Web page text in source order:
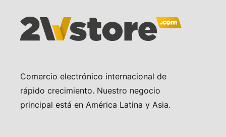
Comercio electrónico internacional de
rápido crecimiento. Nuestro negocio
principal está en América Latina y Asia.